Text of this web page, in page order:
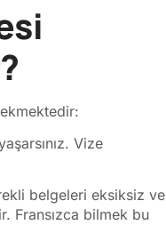
Vize
belgeleri eksiksiz ve
Fransızca bilmek bu